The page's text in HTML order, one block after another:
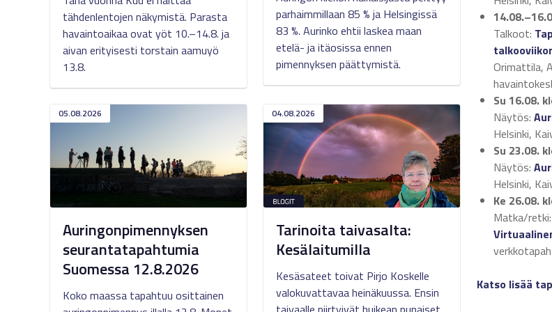
tähdenlentojen näkymistä. Parasta
havaintoaikaa ovat yöt 10.–14.8. ja
aivan erityisesti torstain aamuyö
13.8.
parhaimmillaan 85 % ja Helsingissä
83 %. Aurinko ehtii laskea maan
etelä- ja itäosissa ennen
pimennyksen päättymistä.
05.08.2026
Auringonpimennyksen
seurantatapahtumia
Suomessa 12.8.2026
Koko maassa tapahtuu osittainen
04.08.2026
Tarinoita taivasalta:
Kesälaitumilla
Kesäsateet toivat Pirjo Koskelle
valokuvattavaa heinäkuussa. Ensin
Talkoot:
Orimattila,
Su 16.08.
Näytös:
Helsinki,
Su 23.08.
Näytös:
Helsinki,
Ke 26.08.
Matka/retki:
Katso lisää